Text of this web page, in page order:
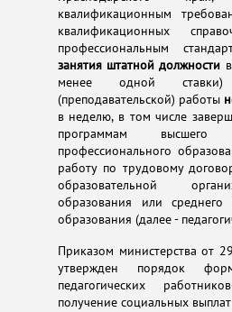
квалификационным
квалификационных
профессиональным
занятия штатной должности
менее одной
(преподавательской) работы
в неделю, в том числе
программам
профессионального
работу по трудовому
образовательной
образования или среднего
образования (далее -
Приказом министерства от
утвержден порядок
педагогических
получение социальных